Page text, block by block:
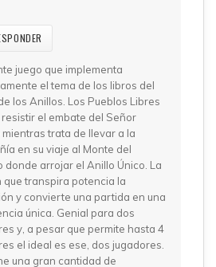
juego que implementa
el tema de los libros del
los Anillos. Los Pueblos Libres
el embate del Señor
mientras trata de llevar a la
en su viaje al Monte del
donde arrojar el Anillo Único. La
que transpira potencia la
y convierte una partida en una
única. Genial para dos
y, a pesar que permite hasta 4
el ideal es ese, dos jugadores.
una gran cantidad de